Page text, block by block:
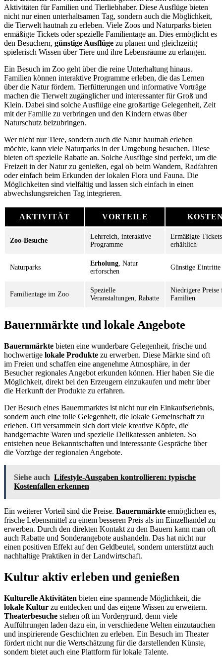
Aktivitäten für Familien und Tierliebhaber. Diese Ausflüge bieten
nicht nur einen unterhaltsamen Tag, sondern auch die Möglichkeit,
die Tierwelt hautnah zu erleben. Viele Zoos und Naturparks bieten
ermäßigte Tickets oder spezielle Familientage an. Dies ermöglicht es
den Besuchern, günstige Ausflüge zu planen und gleichzeitig
spielerisch Wissen über Tiere und ihre Lebensräume zu erlangen.
Ein Besuch im Zoo geht über die reine Unterhaltung hinaus.
Familien können interaktive Programme erleben, die das Lernen
über die Natur fördern. Tierfütterungen und informative Vorträge
machen die Tierwelt zugänglicher und interessanter für Groß und
Klein. Dabei sind solche Ausflüge eine großartige Gelegenheit, Zeit
mit der Familie zu verbringen und den Kindern etwas über
Naturschutz beizubringen.
Wer nicht nur Tiere, sondern auch die Natur hautnah erleben
möchte, kann viele Naturparks in der Umgebung besuchen. Diese
bieten oft spezielle Rabatte an. Solche Ausflüge sind perfekt, um die
Freizeit in der Natur zu genießen, egal ob beim Wandern, Radfahren
oder einfach beim Erkunden der lokalen Flora und Fauna. Die
Möglichkeiten sind vielfältig und lassen sich einfach in einen
abwechslungsreichen Tag integrieren.
AKTIVITÄT VORTEILE
Zoo-Besuche
Lehrreich, interaktive
Programme
Ermäßigte Tickets
erhältlich
Naturparks
Erholung, Natur
erforschen
Günstige Eintritte
Familientage im Zoo
Spezielle
Veranstaltungen, Rabatte
Niedrigere Preise
Familien
Bauernmärkte und lokale Angebote
Bauernmärkte bieten eine wunderbare Gelegenheit, frische und
hochwertige lokale Produkte zu erwerben. Diese Märkte sind oft
im Freien und schaffen eine angenehme Atmosphäre, in der
Besucher regionales Angebot erkunden können. Hier haben Sie die
Möglichkeit, direkt bei den Erzeugern einzukaufen und mehr über
die Herkunft der Produkte zu erfahren.
Der Besuch eines Bauernmarktes ist nicht nur ein Einkaufserlebnis,
sondern auch eine tolle Gelegenheit, die lokale Gemeinschaft zu
erleben. Oft versammeln sich dort viele kreative Köpfe, die
handgemachte Waren und spezielle Delikatessen anbieten. So
entstehen neue Bekanntschaften und interessante Gespräche über
die Vorzüge der regionalen Angebote.
Siehe auch Lifestyle-Ausgaben kontrollieren: typische
Kostenfallen erkennen
Ein weiterer Vorteil sind die Preise. Bauernmärkte ermöglichen es,
frische Lebensmittel zu einem besseren Preis als im Einzelhandel zu
erwerben. Durch den direkten Kontakt zu den Bauern kann man oft
auch Rabatte und Sonderangebote aushandeln. Das hat nicht nur
einen positiven Effekt auf den Geldbeutel, sondern unterstützt auch
nachhaltige Praktiken in der Landwirtschaft.
Kultur aktiv erleben und genießen
Kulturelle Aktivitäten bieten eine spannende Möglichkeit, die
lokale Kultur zu entdecken und das eigene Wissen zu erweitern.
Theaterbesuche stehen oft im Vordergrund, denn viele
Aufführungen laden dazu ein, in verschiedene Welten einzutauchen
und inspirierende Geschichten zu erleben. Ein Besuch im Theater
fördert nicht nur die Wertschätzung für die darstellenden Künste,
sondern bietet auch eine Plattform für lokale Talente.